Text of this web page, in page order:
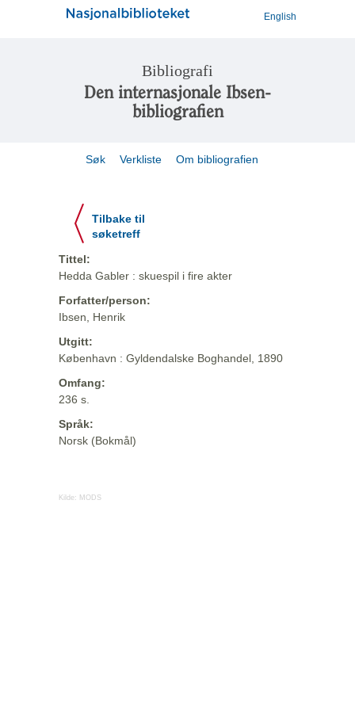
English
Bibliografi
Den internasjonale Ibsen-
bibliografien
Søk Verkliste Om bibliografien
Tilbake til
søketreff
Tittel:
Hedda Gabler : skuespil i fire akter
Forfatter/person:
Ibsen, Henrik
Utgitt:
København : Gyldendalske Boghandel, 1890
Omfang:
236 s.
Språk:
Norsk (Bokmål)
Kilde: MODS